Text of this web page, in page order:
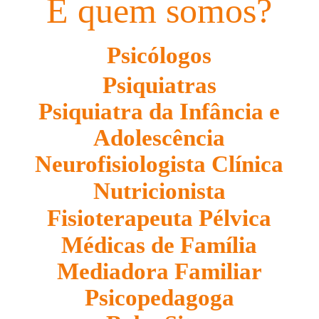
E quem somos?
Psicólogos
Psiquiatras
Psiquiatra da Infância e
Adolescência
Neurofisiologista Clínica
Nutricionista
Fisioterapeuta Pélvica
Médicas de Família
Mediadora Familiar
Psicopedagoga